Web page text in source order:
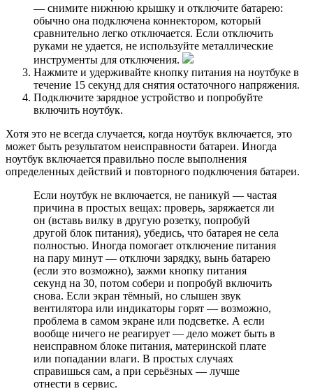
— снимите нижнюю крышку и отключите батарею:
обычно она подключена коннектором, который
сравнительно легко отключается. Если отключить
руками не удается, не используйте металлические
инструменты для отключения.
Нажмите и удерживайте кнопку питания на ноутбуке в
течение 15 секунд для снятия остаточного напряжения.
Подключите зарядное устройство и попробуйте
включить ноутбук.
Хотя это не всегда случается, когда ноутбук включается, это
может быть результатом неисправности батареи. Иногда
ноутбук включается правильно после выполнения
определенных действий и повторного подключения батареи.
Если ноутбук не включается, не паникуй — частая
причина в простых вещах: проверь, заряжается ли
он (вставь вилку в другую розетку, попробуй
другой блок питания), убедись, что батарея не села
полностью. Иногда помогает отключение питания
на пару минут — отключи зарядку, вынь батарею
(если это возможно), зажми кнопку питания
секунд на 30, потом собери и попробуй включить
снова. Если экран тёмный, но слышен звук
вентилятора или индикаторы горят — возможно,
проблема в самом экране или подсветке. А если
вообще ничего не реагирует — дело может быть в
неисправном блоке питания, материнской плате
или попадании влаги. В простых случаях
справишься сам, а при серьёзных — лучше
отнести в сервис.